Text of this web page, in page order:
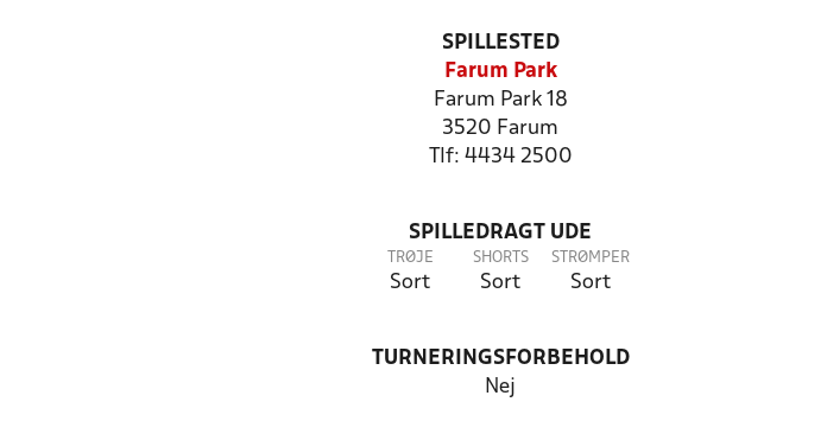
SPILLESTED
Farum Park
Farum Park 18
3520 Farum
Tlf: 4434 2500
SPILLEDRAGT UDE
TRØJE
Sort
SHORTS
Sort
STRØMPER
Sort
TURNERINGSFORBEHOLD
Nej